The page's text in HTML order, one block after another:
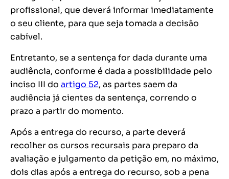
profissional, que deverá informar imediatamente
o seu cliente, para que seja tomada a decisão
cabível.
Entretanto, se a sentença for dada durante uma
audiência, conforme é dada a possibilidade pelo
inciso III do artigo 52, as partes saem da
audiência já cientes da sentença, correndo o
prazo a partir do momento.
Após a entrega do recurso, a parte deverá
recolher os cursos recursais para preparo da
avaliação e julgamento da petição em, no máximo,
dois dias após a entrega do recurso, sob a pena